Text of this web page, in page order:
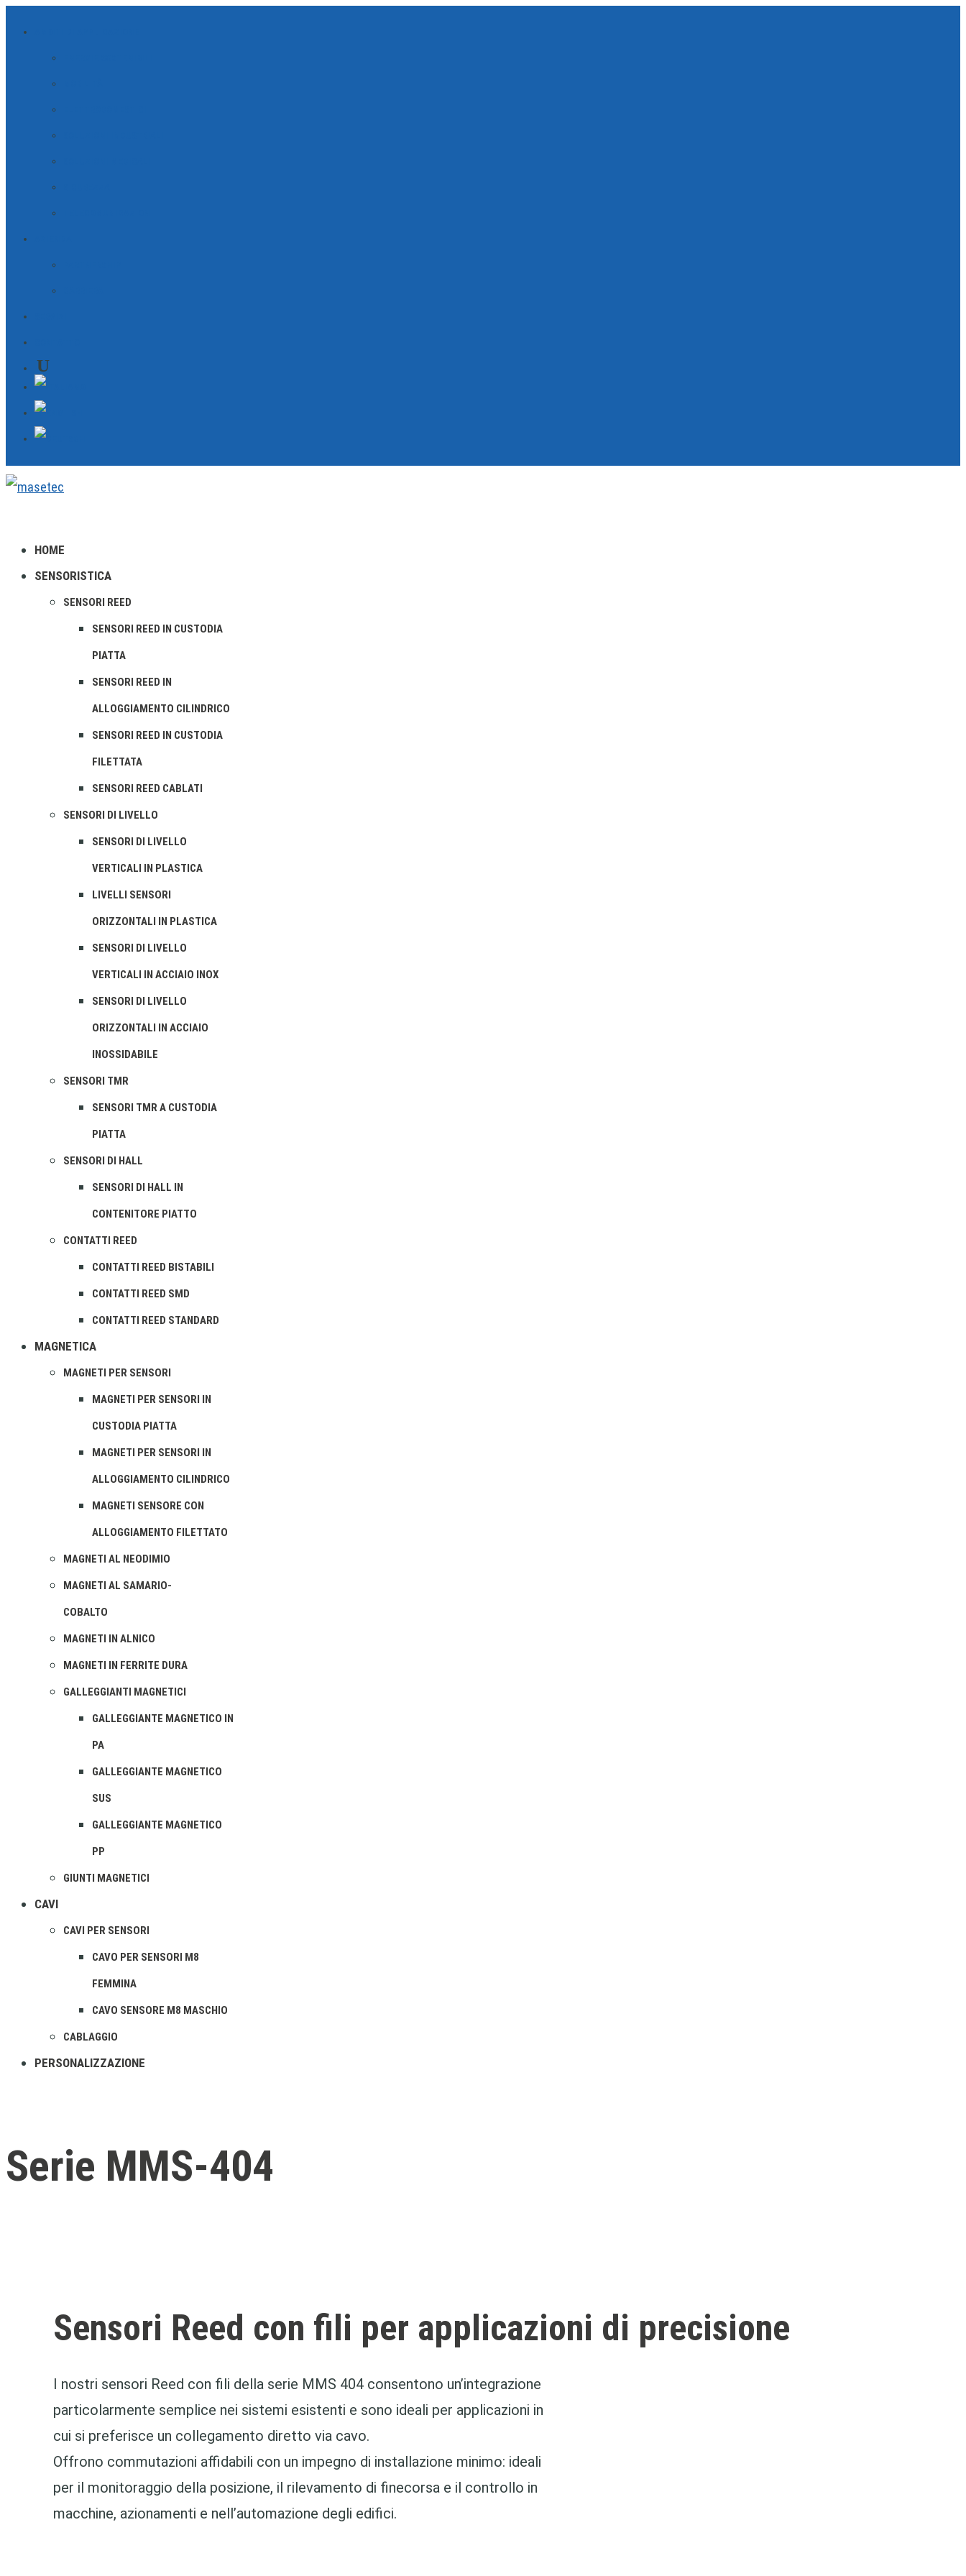
HOME
SENSORISTICA
SENSORI REED
SENSORI REED IN CUSTODIA
PIATTA
SENSORI REED IN
ALLOGGIAMENTO CILINDRICO
SENSORI REED IN CUSTODIA
FILETTATA
SENSORI REED CABLATI
SENSORI DI LIVELLO
SENSORI DI LIVELLO
VERTICALI IN PLASTICA
LIVELLI SENSORI
ORIZZONTALI IN PLASTICA
SENSORI DI LIVELLO
VERTICALI IN ACCIAIO INOX
SENSORI DI LIVELLO
ORIZZONTALI IN ACCIAIO
INOSSIDABILE
SENSORI TMR
SENSORI TMR A CUSTODIA
PIATTA
SENSORI DI HALL
SENSORI DI HALL IN
CONTENITORE PIATTO
CONTATTI REED
CONTATTI REED BISTABILI
CONTATTI REED SMD
CONTATTI REED STANDARD
MAGNETICA
MAGNETI PER SENSORI
MAGNETI PER SENSORI IN
CUSTODIA PIATTA
MAGNETI PER SENSORI IN
ALLOGGIAMENTO CILINDRICO
MAGNETI SENSORE CON
ALLOGGIAMENTO FILETTATO
MAGNETI AL NEODIMIO
MAGNETI AL SAMARIO-
COBALTO
MAGNETI IN ALNICO
MAGNETI IN FERRITE DURA
GALLEGGIANTI MAGNETICI
GALLEGGIANTE MAGNETICO IN
PA
GALLEGGIANTE MAGNETICO
SUS
GALLEGGIANTE MAGNETICO
PP
GIUNTI MAGNETICI
CAVI
CAVI PER SENSORI
CAVO PER SENSORI M8
FEMMINA
CAVO SENSORE M8 MASCHIO
CABLAGGIO
PERSONALIZZAZIONE
Serie MMS-404
Sensori Reed con fili per applicazioni di precisione
I nostri sensori Reed con fili della serie MMS 404 consentono un’integrazione
particolarmente semplice nei sistemi esistenti e sono ideali per applicazioni in
cui si preferisce un collegamento diretto via cavo.
Offrono commutazioni affidabili con un impegno di installazione minimo: ideali
per il monitoraggio della posizione, il rilevamento di finecorsa e il controllo in
macchine, azionamenti e nell’automazione degli edifici.